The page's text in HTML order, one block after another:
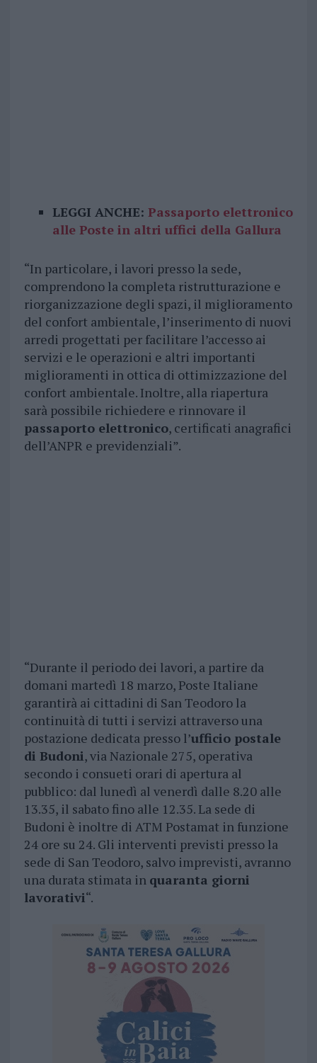
LEGGI ANCHE: Passaporto elettronico
alle Poste in altri uffici della Gallura
“In particolare, i lavori presso la sede,
comprendono la completa ristrutturazione e
riorganizzazione degli spazi, il miglioramento
del confort ambientale, l’inserimento di nuovi
arredi progettati per facilitare l’accesso ai
servizi e le operazioni e altri importanti
miglioramenti in ottica di ottimizzazione del
confort ambientale. Inoltre, alla riapertura
sarà possibile richiedere e rinnovare il
passaporto elettronico, certificati anagrafici
dell’ANPR e previdenziali”.
“Durante il periodo dei lavori, a partire da
domani martedì 18 marzo, Poste Italiane
garantirà ai cittadini di San Teodoro la
continuità di tutti i servizi attraverso una
postazione dedicata presso l’ufficio postale
di Budoni, via Nazionale 275, operativa
secondo i consueti orari di apertura al
pubblico: dal lunedì al venerdì dalle 8.20 alle
13.35, il sabato fino alle 12.35. La sede di
Budoni è inoltre di ATM Postamat in funzione
24 ore su 24. Gli interventi previsti presso la
sede di San Teodoro, salvo imprevisti, avranno
una durata stimata in quaranta giorni
lavorativi“.